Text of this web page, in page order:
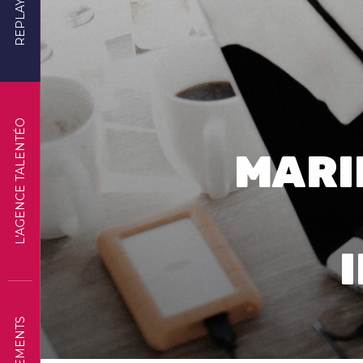
L'AGENCE TALENTÉO
REPLAYS